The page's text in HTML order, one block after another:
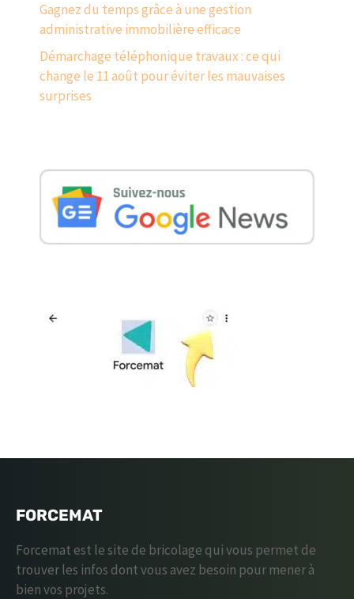
Gagnez du temps grâce à une gestion
administrative immobilière efficace
Démarchage téléphonique travaux : ce qui
change le 11 août pour éviter les mauvaises
surprises
FORCEMAT
Forcemat est le site de bricolage qui vous permet de
trouver les infos dont vous avez besoin pour mener à
bien vos projets.